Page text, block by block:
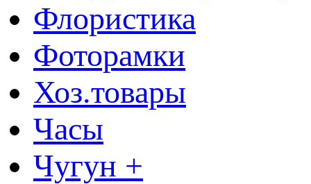
Флористика
Фоторамки
Хоз.товары
Часы
Чугун +